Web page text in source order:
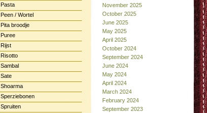
Pasta
Peen / Wortel
Pita broodje
Puree
Rijst
Risotto
Sambal
Sate
Shoarma
Sperziebonen
Spruiten
November 2025
October 2025
June 2025
May 2025
April 2025
October 2024
September 2024
June 2024
May 2024
April 2024
March 2024
February 2024
September 2023